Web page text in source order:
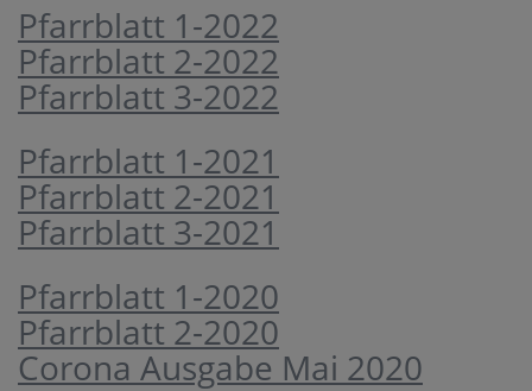
Pfarrblatt 1-2022
Pfarrblatt 2-2022
Pfarrblatt 3-2022
Pfarrblatt 1-2021
Pfarrblatt 2-2021
Pfarrblatt 3-2021
Pfarrblatt 1-2020
Pfarrblatt 2-2020
Corona Ausgabe Mai 2020